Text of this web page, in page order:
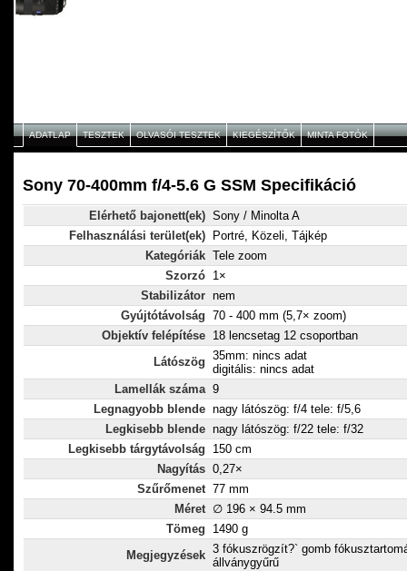
ADATLAP TESZTEK OLVASÓI TESZTEK KIEGÉSZÍTŐK MINTA FOTÓK
Sony 70-400mm f/4-5.6 G SSM Specifikáció
Elérhető bajonett(ek) Sony / Minolta A
Felhasználási terület(ek)
Portré, Közeli, Tájkép
Kategóriák Tele zoom
Szorzó 1×
Stabilizátor nem
Gyújtótávolság 70 - 400 mm (5,7× zoom)
Objektív felépítése 18 lencsetag 12 csoportban
Látószög 35mm: nincs adat
digitális: nincs adat
Lamellák száma 9
Legnagyobb blende nagy látószög: f/4 tele: f/5,6
Legkisebb blende nagy látószög: f/22 tele: f/32
Legkisebb tárgytávolság
150 cm
Nagyítás 0,27×
Szűrőmenet 77 mm
Méret ∅ 196 × 94.5 mm
Tömeg
1490 g
Megjegyzések 3 fókuszrögzít?` gomb
állványgyűrű